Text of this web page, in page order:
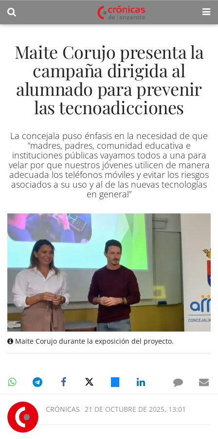
Maite Corujo presenta la
campaña dirigida al
alumnado para prevenir
las tecnoadicciones
La concejala puso énfasis en la necesidad de que
“madres, padres, comunidad educativa e
instituciones públicas vayamos todos a una para
velar por que nuestros jóvenes utilicen de manera
adecuada los teléfonos móviles y evitar los riesgos
asociados a su uso y al de las nuevas tecnologías
en general”
Maite Corujo durante la exposición del proyecto.
CRÓNICAS 21 DE OCTUBRE DE 2025, 13:01